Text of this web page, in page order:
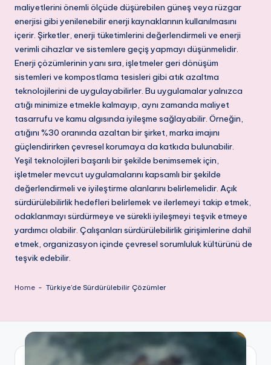
maliyetlerini önemli ölçüde düşürebilen güneş veya rüzgar
enerjisi gibi yenilenebilir enerji kaynaklarının kullanılmasını
içerir. Şirketler, enerji tüketimlerini değerlendirmeli ve enerji
verimli cihazlar ve sistemlere geçiş yapmayı düşünmelidir.
Enerji çözümlerinin yanı sıra, işletmeler geri dönüşüm
sistemleri ve kompostlama tesisleri gibi atık azaltma
teknolojilerini de uygulayabilirler. Bu uygulamalar yalnızca
atığı minimize etmekle kalmayıp, aynı zamanda maliyet
tasarrufu ve kamu algısında iyileşme sağlayabilir. Örneğin,
atığını %30 oranında azaltan bir şirket, marka imajını
güçlendirirken çevresel korumaya da katkıda bulunabilir.
Yeşil teknolojileri başarılı bir şekilde benimsemek için,
işletmeler mevcut uygulamalarını kapsamlı bir şekilde
değerlendirmeli ve iyileştirme alanlarını belirlemelidir. Açık
sürdürülebilirlik hedefleri belirlemek ve ilerlemeyi takip etmek,
odaklanmayı sürdürmeye ve sürekli iyileşmeyi teşvik etmeye
yardımcı olabilir. Çalışanları sürdürülebilirlik girişimlerine dahil
etmek, organizasyon içinde çevresel sorumluluk kültürünü de
teşvik edebilir.
Home - Türkiye'de Sürdürülebilir Çözümler